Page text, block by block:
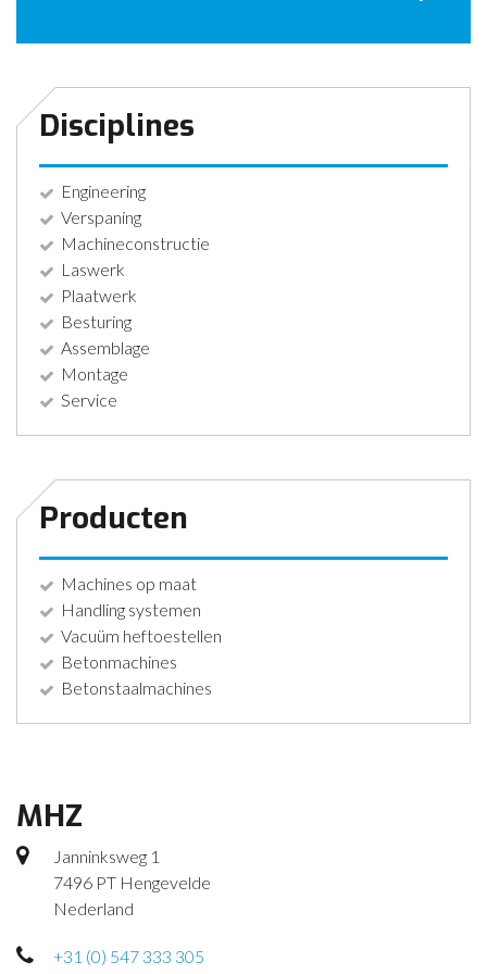
Disciplines
Engineering
Verspaning
Machineconstructie
Laswerk
Plaatwerk
Besturing
Assemblage
Montage
Service
Producten
Machines op maat
Handling systemen
Vacuüm heftoestellen
Betonmachines
Betonstaalmachines
MHZ
Janninksweg 1
7496 PT Hengevelde
Nederland
+31 (0) 547 333 305